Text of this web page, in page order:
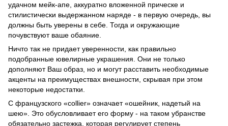
удачном мейк-апе, аккуратно вложенной прическе и
стилистически выдержанном наряде - в первую очередь, вы
должны быть уверены в себе. Тогда и окружающие
почувствуют ваше обаяние.
Ничто так не придает уверенности, как правильно
подобранные ювелирные украшения. Они не только
дополняют Ваш образ, но и могут расставить необходимые
акценты на преимуществах внешности, скрывая при этом
некоторые недостатки.
С французского «collier» означает «ошейник, надетый на
шею». Это обусловливает его форму - на таком убранстве
обязательно застежка, которая регулирует степень